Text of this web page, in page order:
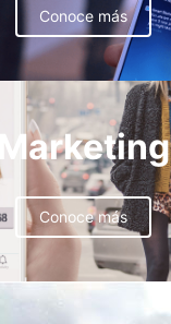
Conoce más
Conoce más